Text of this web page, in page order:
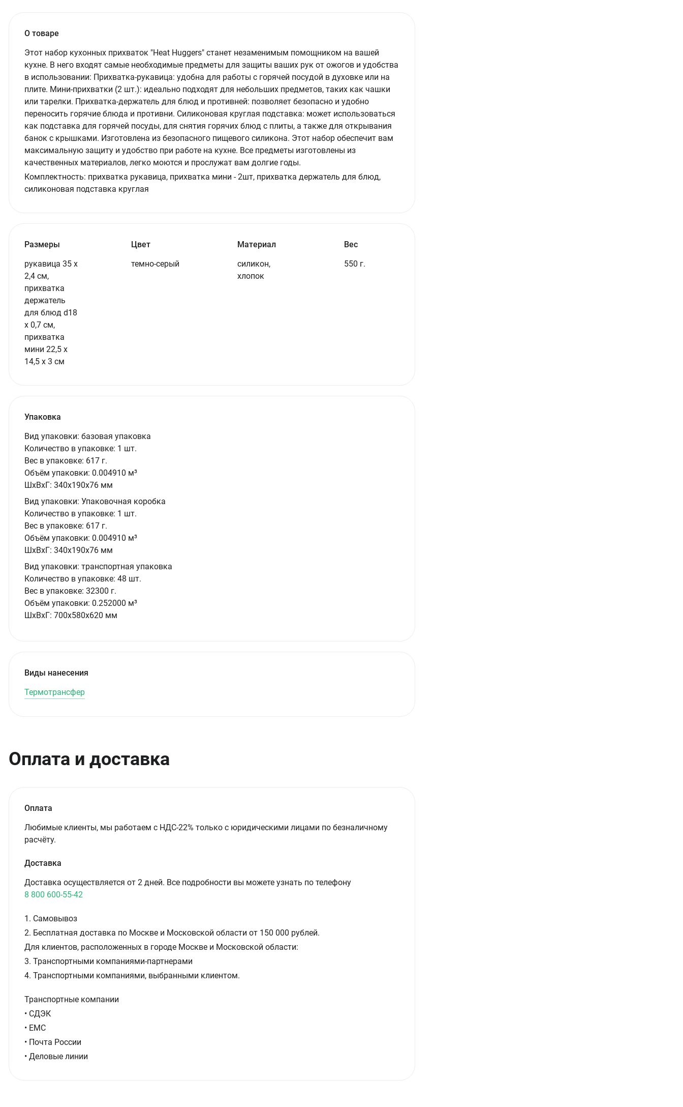
О товаре
Этот набор кухонных прихваток "Heat Huggers" станет незаменимым помощником на вашей
кухне. В него входят самые необходимые предметы для защиты ваших рук от ожогов и удобства
в использовании: Прихватка-рукавица: удобна для работы с горячей посудой в духовке или на
плите. Мини-прихватки (2 шт.): идеально подходят для небольших предметов, таких как чашки
или тарелки. Прихватка-держатель для блюд и противней: позволяет безопасно и удобно
переносить горячие блюда и противни. Силиконовая круглая подставка: может использоваться
как подставка для горячей посуды, для снятия горячих блюд с плиты, а также для открывания
банок с крышками. Изготовлена из безопасного пищевого силикона. Этот набор обеспечит вам
максимальную защиту и удобство при работе на кухне. Все предметы изготовлены из
качественных материалов, легко моются и прослужат вам долгие годы.
Комплектность: прихватка рукавица, прихватка мини - 2шт, прихватка держатель для блюд,
силиконовая подставка круглая
Размеры
рукавица 35 х
2,4 см,
прихватка
держатель
для блюд d18
х 0,7 см,
прихватка
мини 22,5 х
14,5 х 3 см
Цвет
темно-серый
Материал
силикон,
хлопок
Вес
550 г.
Упаковка
Вид упаковки: базовая упаковка
Количество в упаковке: 1 шт.
Вес в упаковке: 617 г.
Объём упаковки: 0.004910 м³
ШxВxГ: 340x190x76 мм
Вид упаковки: Упаковочная коробка
Количество в упаковке: 1 шт.
Вес в упаковке: 617 г.
Объём упаковки: 0.004910 м³
ШxВxГ: 340x190x76 мм
Вид упаковки: транспортная упаковка
Количество в упаковке: 48 шт.
Вес в упаковке: 32300 г.
Объём упаковки: 0.252000 м³
ШxВxГ: 700x580x620 мм
Виды нанесения
Термотрансфер
Оплата и доставка
Оплата
Любимые клиенты, мы работаем с НДС-22% только с юридическими лицами по безналичному
расчёту.
Доставка
Доставка осуществляется от 2 дней. Все подробности вы можете узнать по телефону
8 800 600-55-42
1. Самовывоз
2. Бесплатная доставка по Москве и Московской области от 150 000 рублей.
Для клиентов, расположенных в городе Москве и Московской области:
3. Транспортными компаниями-партнерами
4. Транспортными компаниями, выбранными клиентом.
Транспортные компании
• СДЭК
• ЕМС
• Почта России
• Деловые линии